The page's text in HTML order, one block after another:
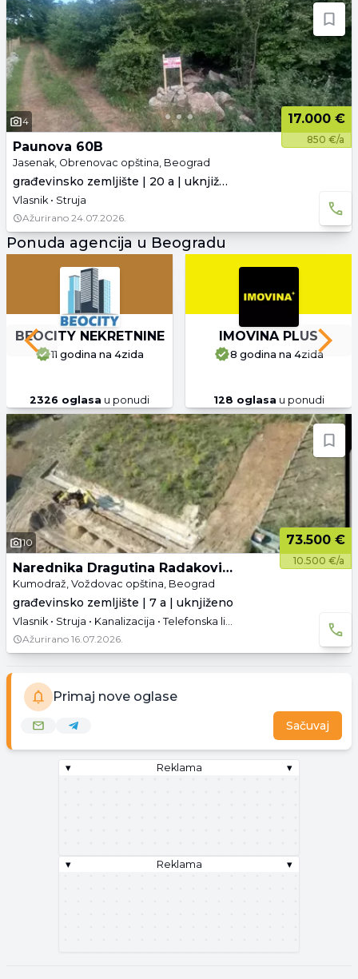
4 17.000 €
850 €/a
Paunova 60B
Jasenak, Obrenovac opština, Beograd
građevinsko zemljište | 20 a | uknjiženo
Vlasnik • Struja
Ažurirano 24.07.2026.
Ponuda agencija u Beogradu
BEOCITY NEKRETNINE
11 godina na 4zida
2326 oglasa u ponudi
IMOVINA PLUS
8 godina na 4zida
128 oglasa u ponudi
Previous slide Next
10 73.500 €
10.500 €/a
Narednika Dragutina Radakovića 9
Kumodraž, Voždovac opština, Beograd
građevinsko zemljište | 7 a | uknjiženo
Vlasnik • Struja • Kanalizacija • Telefonska linija • Asfaltni pristup
Ažurirano 16.07.2026.
Primaj nove oglase
Sačuvaj
▾ Reklama ▾
▾ Reklama ▾